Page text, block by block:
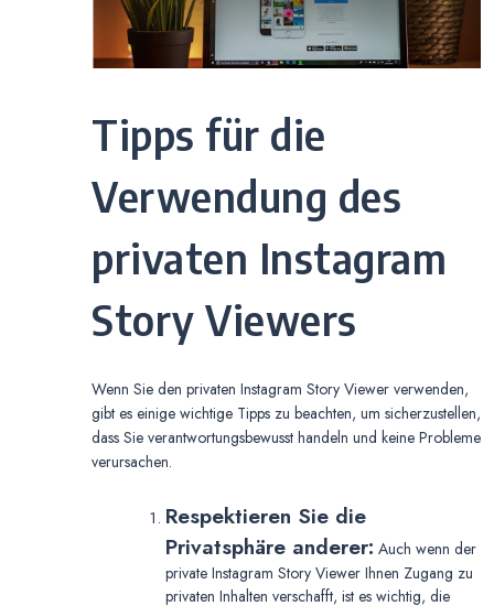
Tipps für die
Verwendung des
privaten Instagram
Story Viewers
Wenn Sie den privaten Instagram Story Viewer verwenden,
gibt es einige wichtige Tipps zu beachten, um sicherzustellen,
dass Sie verantwortungsbewusst handeln und keine Probleme
verursachen.
Respektieren Sie die
Privatsphäre anderer: Auch wenn der
private Instagram Story Viewer Ihnen Zugang zu
privaten Inhalten verschafft, ist es wichtig, die